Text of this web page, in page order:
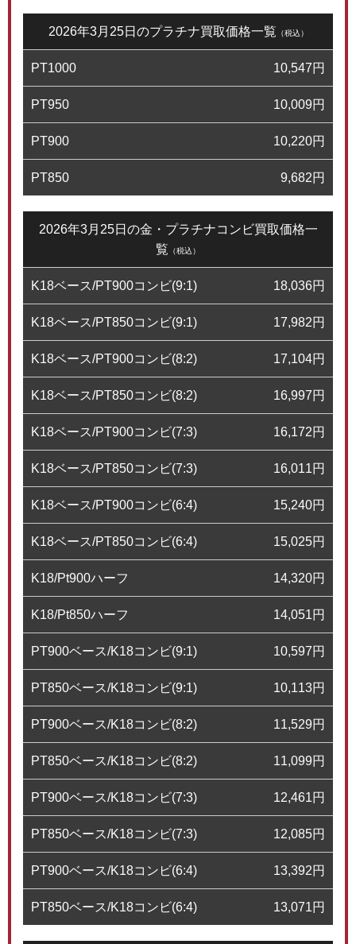
2026年3月25日のプラチナ買取価格一覧 （税込）
PT1000 10,547円
PT950 10,009円
PT900 10,220円
PT850 9,682円
2026年3月25日の金・プラチナコンビ買取価格一
覧 （税込）
K18ベース/PT900コンビ(9:1) 18,036円
K18ベース/PT850コンビ(9:1) 17,982円
K18ベース/PT900コンビ(8:2) 17,104円
K18ベース/PT850コンビ(8:2) 16,997円
K18ベース/PT900コンビ(7:3) 16,172円
K18ベース/PT850コンビ(7:3) 16,011円
K18ベース/PT900コンビ(6:4) 15,240円
K18ベース/PT850コンビ(6:4) 15,025円
K18/Pt900ハーフ 14,320円
K18/Pt850ハーフ 14,051円
PT900ベース/K18コンビ(9:1) 10,597円
PT850ベース/K18コンビ(9:1) 10,113円
PT900ベース/K18コンビ(8:2) 11,529円
PT850ベース/K18コンビ(8:2) 11,099円
PT900ベース/K18コンビ(7:3) 12,461円
PT850ベース/K18コンビ(7:3) 12,085円
PT900ベース/K18コンビ(6:4) 13,392円
PT850ベース/K18コンビ(6:4) 13,071円